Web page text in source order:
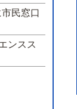
民窓口
ンスス